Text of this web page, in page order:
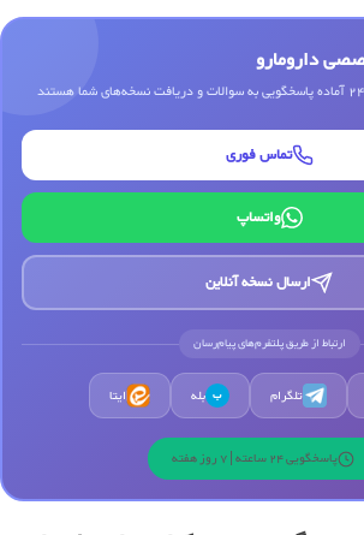
دارومارو
تماس فوری
واتساپ
ارسال نسخه آنلاین
ارتباط از طریق پلتفرم‌های پیام‌رسان
تلگرام ب بله ایتا
پاسخگویی 24 ساعته | 7 روز هفته